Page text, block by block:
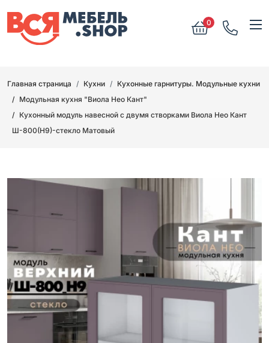
0
Главная страница Кухни
Кухонные гарнитуры. Модульные кухни
Модульная кухня "Виола Нео Кант"
Кухонный модуль навесной с двумя створками Виола Нео Кант
Ш-800(Н9)-стекло Матовый